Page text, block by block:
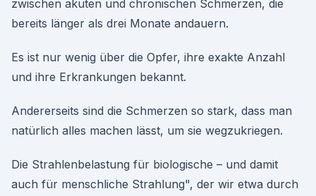
zwischen akuten und chronischen Schmerzen, die
bereits länger als drei Monate andauern.
Es ist nur wenig über die Opfer, ihre exakte Anzahl
und ihre Erkrankungen bekannt.
Andererseits sind die Schmerzen so stark, dass man
natürlich alles machen lässt, um sie wegzukriegen.
Die Strahlenbelastung für biologische – und damit
auch für menschliche Strahlung", der wir etwa durch